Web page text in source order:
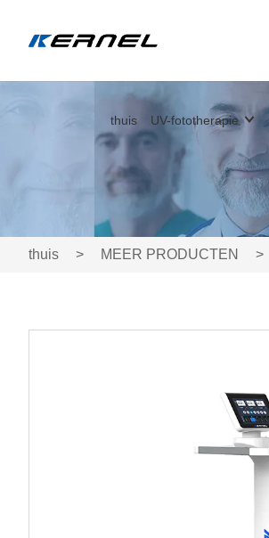
thuis UV-fototherapie
thuis > MEER PRODUCTEN >